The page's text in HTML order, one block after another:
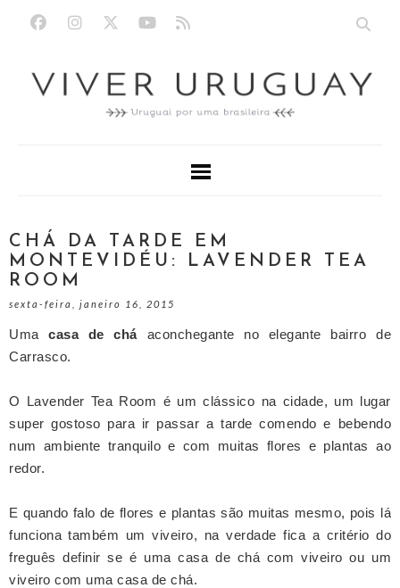
CHÁ DA TARDE EM
MONTEVIDÉU: LAVENDER TEA
ROOM
sexta-feira, janeiro 16, 2015
Umacasa de cháaconchegante no elegante bairro de
Carrasco.
O Lavender Tea Room é um clássico na cidade, um lugar
super gostoso para ir passar a tarde comendo e bebendo
num ambiente tranquilo e com muitas flores e plantas ao
redor.
E quando falo de flores e plantas são muitas mesmo, pois lá
funciona também um viveiro, na verdade fica a critério do
freguês definir se é uma casa de chá com viveiro ou um
viveiro com uma casa de chá.